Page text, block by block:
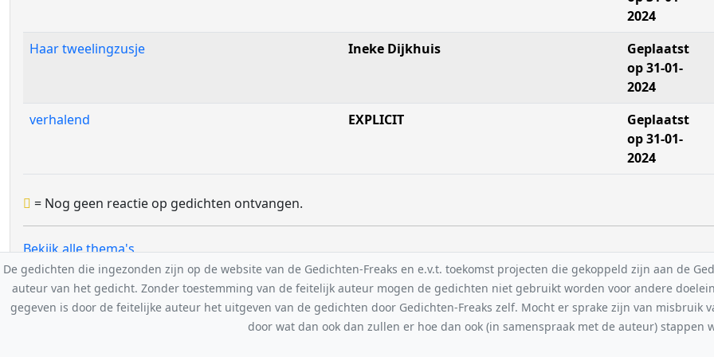
2024
Haar tweelingzusje
Ineke Dijkhuis
Geplaatst
op 31-01-
2024
verhalend
EXPLICIT
Geplaatst
op 31-01-
2024
= Nog geen reactie op gedichten ontvangen.
Bekijk alle thema's
De gedichten die ingezonden zijn op de website van de Gedichten-Freaks en e.v.t. toekomst projecten die gekoppeld zijn aan de
auteur van het gedicht. Zonder toestemming van de feitelijk auteur mogen de gedichten niet gebruikt worden voor andere
gegeven is door de feitelijke auteur het uitgeven van de gedichten door Gedichten-Freaks zelf. Mocht er sprake zijn van
door wat dan ook dan zullen er hoe dan ook (in samenspraak met de auteur) stappen